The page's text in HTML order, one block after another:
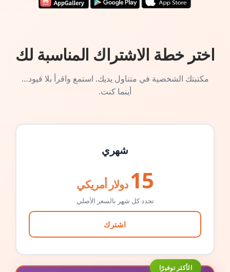
اختر خطة الاشتراك المناسبة لك
مكتبتك الشخصية في متناول يديك. استمع واقرأ بلا قيود…
أينما كنت.
شهري
15 دولار أمريكي
تجدد كل شهر بالسعر الأصلي
اشترك
الأكثر توفيرًا